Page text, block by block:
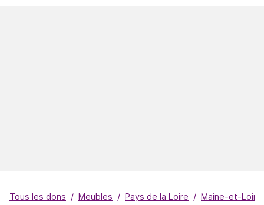
Tous les dons Meubles Pays de la Loire Maine-et-Loire